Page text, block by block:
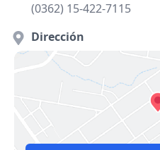
(0362) 15-422-7115
Dirección